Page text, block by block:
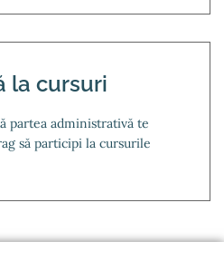
la cursuri
partea administrativă te
să participi la cursurile